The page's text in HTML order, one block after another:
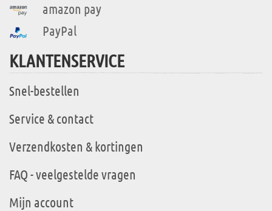
amazon pay
PayPal
KLANTENSERVICE
Snel-bestellen
Service & contact
Verzendkosten & kortingen
FAQ - veelgestelde vragen
Mijn account